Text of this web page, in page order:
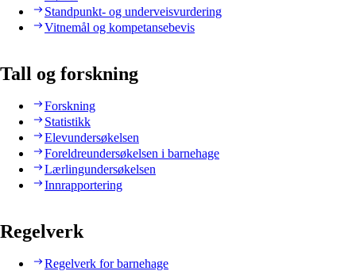
Standpunkt- og underveisvurdering
Vitnemål og kompetansebevis
Tall og forskning
Forskning
Statistikk
Elevundersøkelsen
Foreldreundersøkelsen i barnehage
Lærlingundersøkelsen
Innrapportering
Regelverk
Regelverk for barnehage